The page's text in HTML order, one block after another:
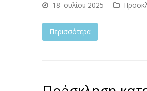
18 Ιουλίου 2025
Περισσότερα